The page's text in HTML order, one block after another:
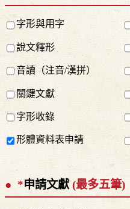
字形與用字
說文釋形
音讀（注音/漢拼）
關鍵文獻
字形收錄
形體資料表申請
*申請文獻 (最多五筆)